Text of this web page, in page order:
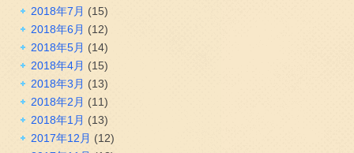
2018年7月 (15)
2018年6月 (12)
2018年5月 (14)
2018年4月 (15)
2018年3月 (13)
2018年2月 (11)
2018年1月 (13)
2017年12月 (12)